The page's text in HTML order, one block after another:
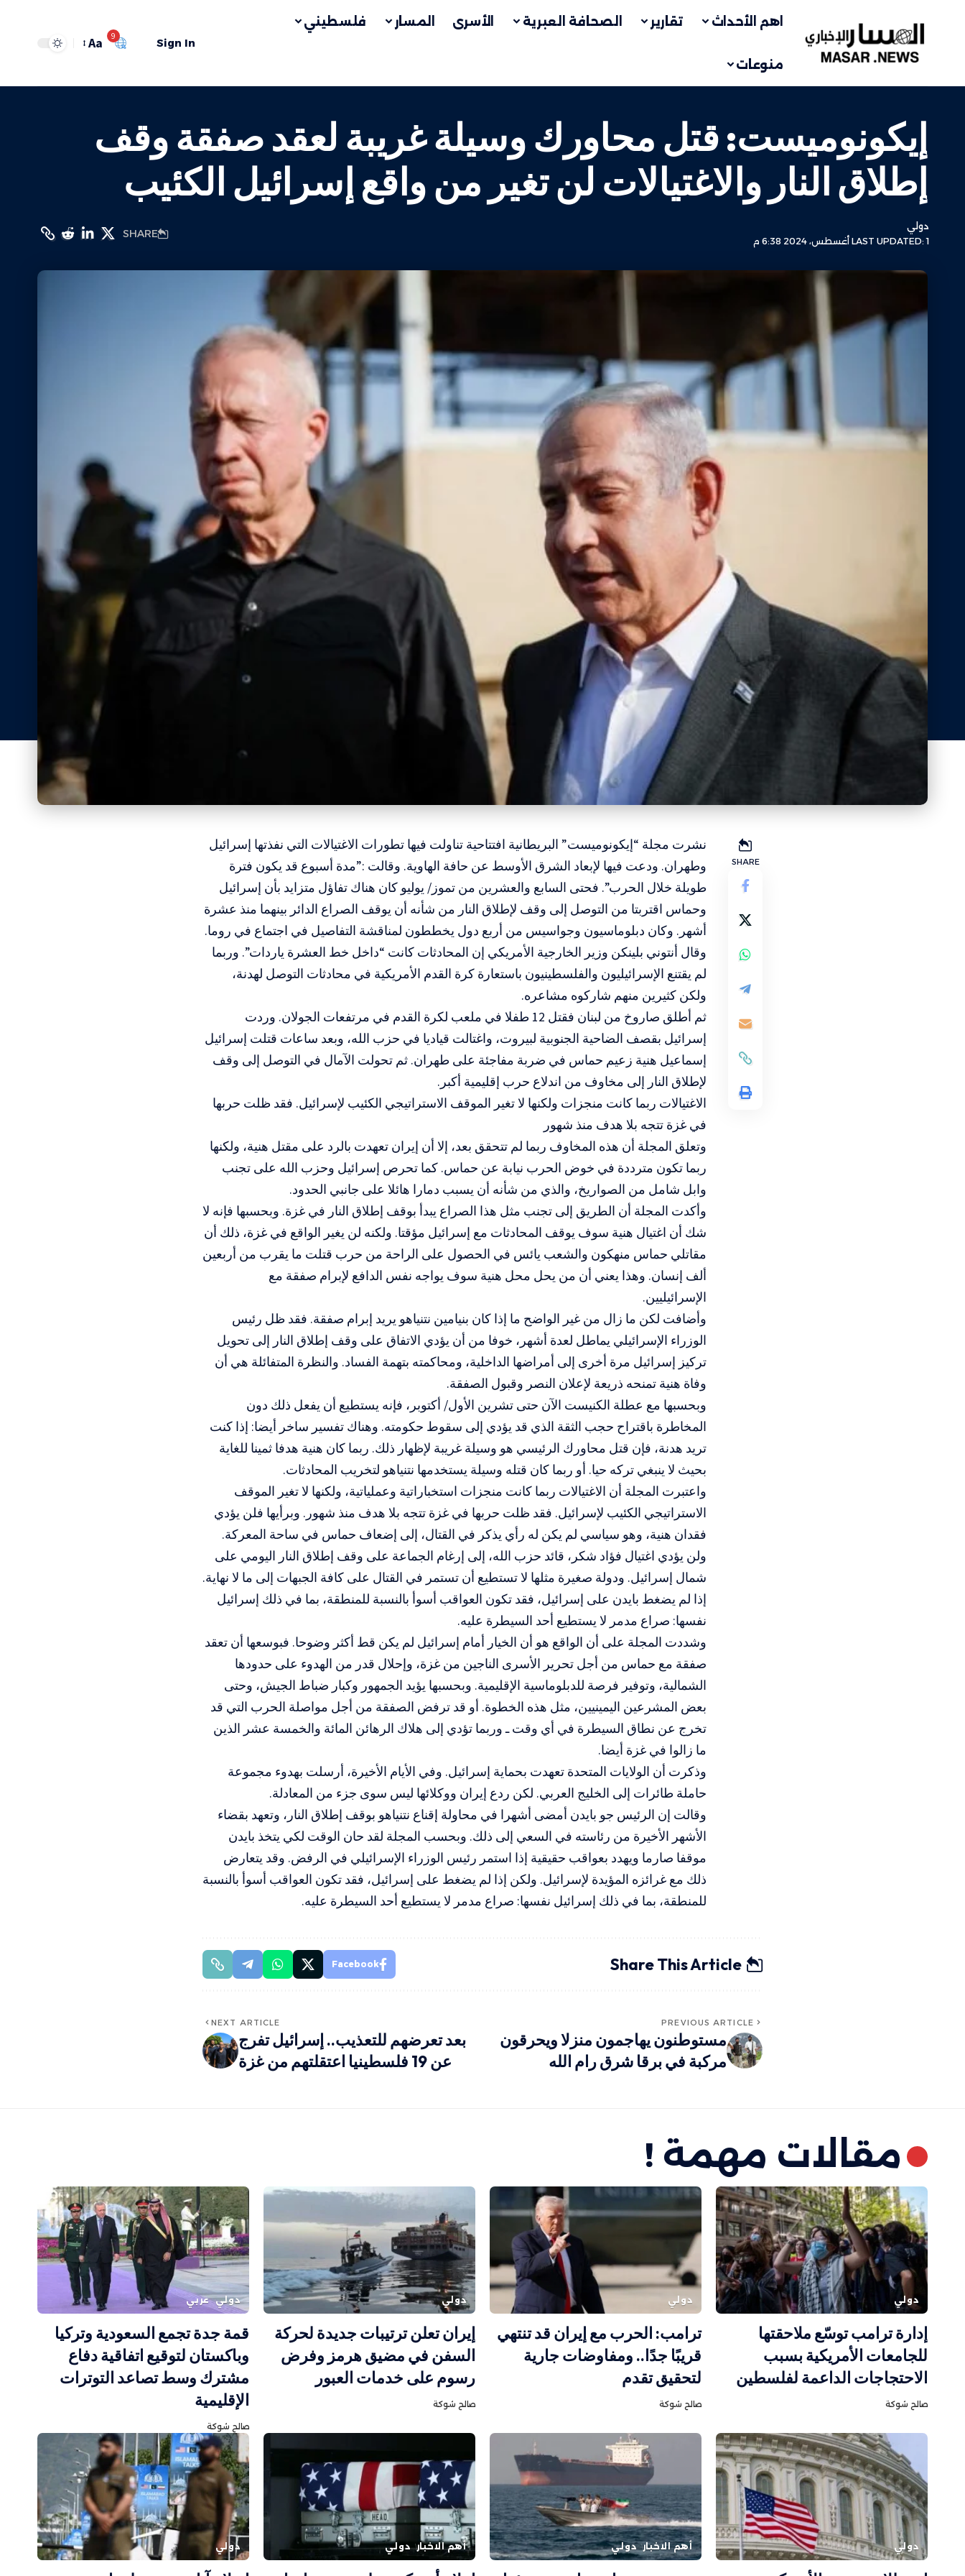
اهم الأحداث تقارير الصحافة العبرية الأسرى المسار فلسطيني
منوعات
Sign In
9
Aa
إيكونوميست: قتل محاورك وسيلة غريبة لعقد صفقة وقف
إطلاق النار والاغتيالات لن تغير من واقع إسرائيل الكئيب
LAST UPDATED: 1 أغسطس، 2024 6:38 م
دولي
SHARE
SHARE
نشرت مجلة “إيكونوميست” البريطانية افتتاحية تناولت فيها تطورات الاغتيالات التي نفذتها إسرائيل
وطهران. ودعت فيها لإبعاد الشرق الأوسط عن حافة الهاوية. وقالت :”مدة أسبوع قد يكون فترة
طويلة خلال الحرب”. فحتى السابع والعشرين من تموز/ يوليو كان هناك تفاؤل متزايد بأن إسرائيل
وحماس اقتربتا من التوصل إلى وقف لإطلاق النار من شأنه أن يوقف الصراع الدائر بينهما منذ عشرة
أشهر. وكان دبلوماسيون وجواسيس من أربع دول يخططون لمناقشة التفاصيل في اجتماع في روما.
وقال أنتوني بلينكن وزير الخارجية الأمريكي إن المحادثات كانت “داخل خط العشرة ياردات”. وربما
لم يقتنع الإسرائيليون والفلسطينيون باستعارة كرة القدم الأمريكية في محادثات التوصل لهدنة،
ولكن كثيرين منهم شاركوه مشاعره.
ثم أطلق صاروخ من لبنان فقتل 12 طفلا في ملعب لكرة القدم في مرتفعات الجولان. وردت
إسرائيل بقصف الضاحية الجنوبية لبيروت، واغتالت قياديا في حزب الله، وبعد ساعات قتلت إسرائيل
إسماعيل هنية زعيم حماس في ضربة مفاجئة على طهران. ثم تحولت الآمال في التوصل إلى وقف
لإطلاق النار إلى مخاوف من اندلاع حرب إقليمية أكبر.
الاغتيالات ربما كانت منجزات ولكنها لا تغير الموقف الاستراتيجي الكئيب لإسرائيل. فقد ظلت حربها
في غزة تتجه بلا هدف منذ شهور
وتعلق المجلة أن هذه المخاوف ربما لم تتحقق بعد، إلا أن إيران تعهدت بالرد على مقتل هنية، ولكنها
ربما تكون مترددة في خوض الحرب نيابة عن حماس. كما تحرص إسرائيل وحزب الله على تجنب
وابل شامل من الصواريخ، والذي من شأنه أن يسبب دمارا هائلا على جانبي الحدود.
وأكدت المجلة أن الطريق إلى تجنب مثل هذا الصراع يبدأ بوقف إطلاق النار في غزة. وبحسبها فإنه لا
شك أن اغتيال هنية سوف يوقف المحادثات مع إسرائيل مؤقتا. ولكنه لن يغير الواقع في غزة، ذلك أن
مقاتلي حماس منهكون والشعب يائس في الحصول على الراحة من حرب قتلت ما يقرب من أربعين
ألف إنسان. وهذا يعني أن من يحل محل هنية سوف يواجه نفس الدافع لإبرام صفقة مع
الإسرائيليين.
وأضافت لكن ما زال من غير الواضح ما إذا كان بنيامين نتنياهو يريد إبرام صفقة. فقد ظل رئيس
الوزراء الإسرائيلي يماطل لعدة أشهر، خوفا من أن يؤدي الاتفاق على وقف إطلاق النار إلى تحويل
تركيز إسرائيل مرة أخرى إلى أمراضها الداخلية، ومحاكمته بتهمة الفساد. والنظرة المتفائلة هي أن
وفاة هنية تمنحه ذريعة لإعلان النصر وقبول الصفقة.
وبحسبها مع عطلة الكنيست الآن حتى تشرين الأول/ أكتوبر، فإنه يستطيع أن يفعل ذلك دون
المخاطرة باقتراح حجب الثقة الذي قد يؤدي إلى سقوط حكومته. وهناك تفسير ساخر أيضا: إذا كنت
تريد هدنة، فإن قتل محاورك الرئيسي هو وسيلة غريبة لإظهار ذلك. ربما كان هنية هدفا ثمينا للغاية
بحيث لا ينبغي تركه حيا. أو ربما كان قتله وسيلة يستخدمها نتنياهو لتخريب المحادثات.
واعتبرت المجلة أن الاغتيالات ربما كانت منجزات استخباراتية وعملياتية، ولكنها لا تغير الموقف
الاستراتيجي الكئيب لإسرائيل. فقد ظلت حربها في غزة تتجه بلا هدف منذ شهور. وبرأيها فلن يؤدي
فقدان هنية، وهو سياسي لم يكن له رأي يذكر في القتال، إلى إضعاف حماس في ساحة المعركة.
ولن يؤدي اغتيال فؤاد شكر، قائد حزب الله، إلى إرغام الجماعة على وقف إطلاق النار اليومي على
شمال إسرائيل. ودولة صغيرة مثلها لا تستطيع أن تستمر في القتال على كافة الجبهات إلى ما لا نهاية.
إذا لم يضغط بايدن على إسرائيل، فقد تكون العواقب أسوأ بالنسبة للمنطقة، بما في ذلك إسرائيل
نفسها: صراع مدمر لا يستطيع أحد السيطرة عليه.
وشددت المجلة على أن الواقع هو أن الخيار أمام إسرائيل لم يكن قط أكثر وضوحا. فبوسعها أن تعقد
صفقة مع حماس من أجل تحرير الأسرى الناجين من غزة، وإحلال قدر من الهدوء على حدودها
الشمالية، وتوفير فرصة للدبلوماسية الإقليمية. وبحسبها يؤيد الجمهور وكبار ضباط الجيش، وحتى
بعض المشرعين اليمينيين، مثل هذه الخطوة. أو قد ترفض الصفقة من أجل مواصلة الحرب التي قد
تخرج عن نطاق السيطرة في أي وقت ـ وربما تؤدي إلى هلاك الرهائن المائة والخمسة عشر الذين
ما زالوا في غزة أيضا.
وذكرت أن الولايات المتحدة تعهدت بحماية إسرائيل. وفي الأيام الأخيرة، أرسلت بهدوء مجموعة
حاملة طائرات إلى الخليج العربي. لكن ردع إيران ووكلائها ليس سوى جزء من المعادلة.
وقالت إن الرئيس جو بايدن أمضى أشهرا في محاولة إقناع نتنياهو بوقف إطلاق النار، وتعهد بقضاء
الأشهر الأخيرة من رئاسته في السعي إلى ذلك. وبحسب المجلة لقد حان الوقت لكي يتخذ بايدن
موقفا صارما ويهدد بعواقب حقيقية إذا استمر رئيس الوزراء الإسرائيلي في الرفض. وقد يتعارض
ذلك مع غرائزه المؤيدة لإسرائيل. ولكن إذا لم يضغط على إسرائيل، فقد تكون العواقب أسوأ بالنسبة
للمنطقة، بما في ذلك إسرائيل نفسها: صراع مدمر لا يستطيع أحد السيطرة عليه.
Share This Article
Facebook
PREVIOUS ARTICLE
مستوطنون يهاجمون منزلا ويحرقون
مركبة في برقا شرق رام الله
NEXT ARTICLE
بعد تعرضهم للتعذيب.. إسرائيل تفرج
عن 19 فلسطينيا اعتقلتهم من غزة
مقالات مهمة !
دولي
إدارة ترامب توسّع ملاحقتها
للجامعات الأمريكية بسبب
الاحتجاجات الداعمة لفلسطين
صالح شوكة
دولي
ترامب: الحرب مع إيران قد تنتهي
قريبًا جدًا.. ومفاوضات جارية
لتحقيق تقدم
صالح شوكة
دولي
إيران تعلن ترتيبات جديدة لحركة
السفن في مضيق هرمز وفرض
رسوم على خدمات العبور
صالح شوكة
دولي عربي
قمة جدة تجمع السعودية وتركيا
وباكستان لتوقيع اتفاقية دفاع
مشترك وسط تصاعد التوترات
الإقليمية
صالح شوكة
دولي أهم الاخبار دولي أهم الاخبار دولي دولي